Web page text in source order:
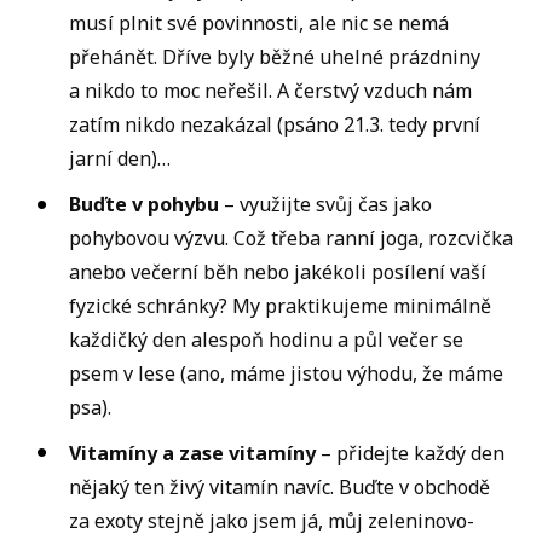
musí plnit své povinnosti, ale nic se nemá
přehánět. Dříve byly běžné uhelné prázdniny
a nikdo to moc neřešil. A čerstvý vzduch nám
zatím nikdo nezakázal (psáno 21.3. tedy první
jarní den)…
Buďte v pohybu – využijte svůj čas jako
pohybovou výzvu. Což třeba ranní joga, rozcvička
anebo večerní běh nebo jakékoli posílení vaší
fyzické schránky? My praktikujeme minimálně
každičký den alespoň hodinu a půl večer se
psem v lese (ano, máme jistou výhodu, že máme
psa).
Vitamíny a zase vitamíny– přidejte každý den
nějaký ten živý vitamín navíc. Buďte v obchodě
za exoty stejně jako jsem já, můj zeleninovo-